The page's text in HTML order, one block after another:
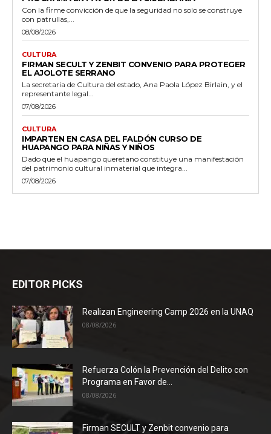
Con la firme convicción de que la seguridad no solo se construye
con patrullas,...
08/08/2026
CULTURA
FIRMAN SECULT Y ZENBIT CONVENIO PARA PROTEGER
EL AJOLOTE SERRANO
La secretaria de Cultura del estado, Ana Paola López Birlain, y el
representante legal...
07/08/2026
CULTURA
IMPARTEN EN CASA DEL FALDÓN CURSO DE
HUAPANGO PARA NIÑAS Y NIÑOS
Dado que el huapango queretano constituye una manifestación
del patrimonio cultural inmaterial que integra...
07/08/2026
EDITOR PICKS
Realizan Engineering Camp 2026 en la UNAQ
08/08/2026
Refuerza Colón la Prevención del Delito con
Programa en Favor de...
08/08/2026
Firman SECULT y Zenbit convenio para